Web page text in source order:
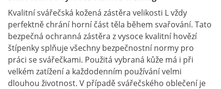
Kvalitní svářečská kožená zástěra velikosti L vždy
perfektně chrání horní část těla během svařování. Tato
bezpečná ochranná zástěra z vysoce kvalitní hovězí
štípenky splňuje všechny bezpečnostní normy pro
práci se svářečkami. Použitá vybraná kůže má i při
velkém zatížení a každodenním používání velmi
dlouhou životnost. V případě svářečského oblečení je